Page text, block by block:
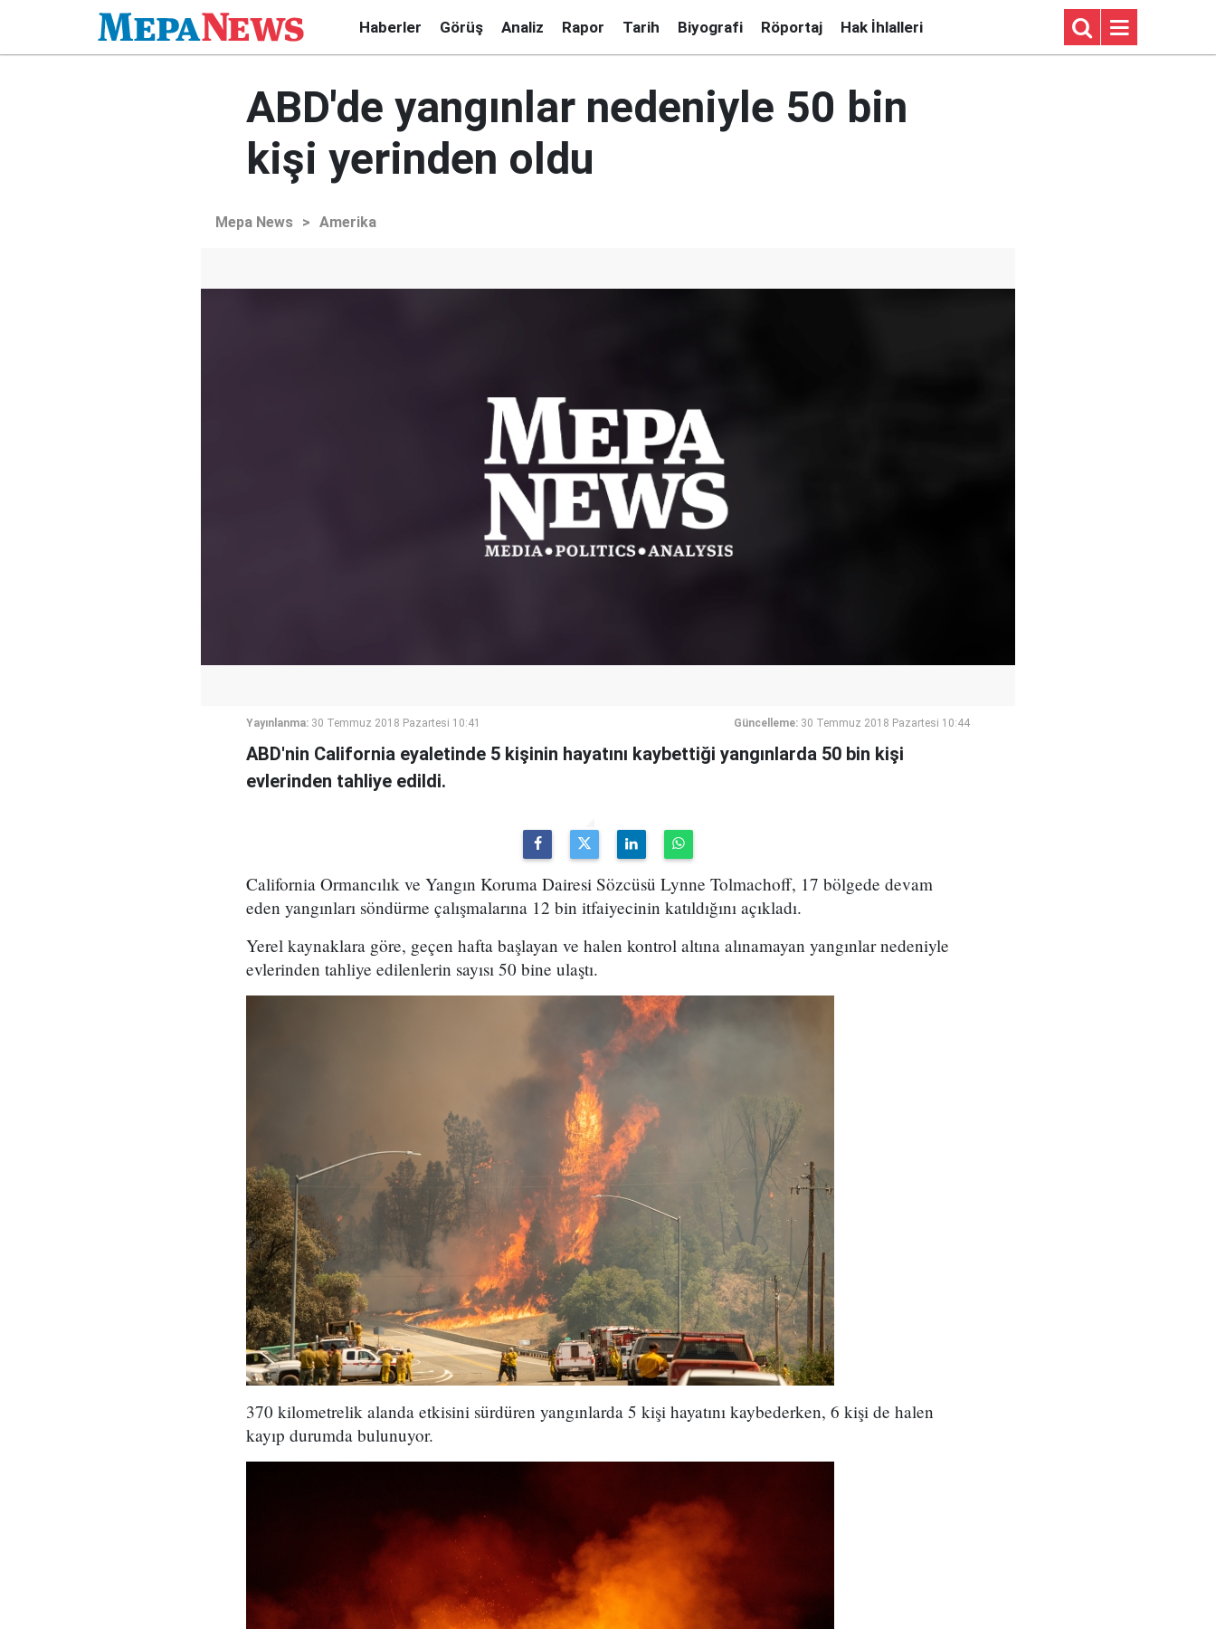
Haberler Görüş Analiz Rapor Tarih Biyografi Röportaj Hak İhlalleri
ABD'de yangınlar nedeniyle 50 bin
kişi yerinden oldu
Mepa News > Amerika
Yayınlanma: 30 Temmuz 2018 Pazartesi 10:41 Güncelleme: 30 Temmuz 2018 Pazartesi 10:44
ABD'nin California eyaletinde 5 kişinin hayatını kaybettiği yangınlarda 50 bin kişi
evlerinden tahliye edildi.
California Ormancılık ve Yangın Koruma Dairesi Sözcüsü Lynne Tolmachoff, 17 bölgede devam
eden yangınları söndürme çalışmalarına 12 bin itfaiyecinin katıldığını açıkladı.
Yerel kaynaklara göre, geçen hafta başlayan ve halen kontrol altına alınamayan yangınlar nedeniyle
evlerinden tahliye edilenlerin sayısı 50 bine ulaştı.
370 kilometrelik alanda etkisini sürdüren yangınlarda 5 kişi hayatını kaybederken, 6 kişi de halen
kayıp durumda bulunuyor.